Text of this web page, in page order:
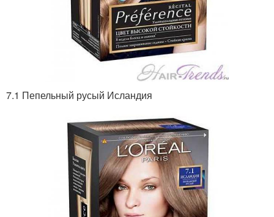
7.1 Пепельный русый Исландия